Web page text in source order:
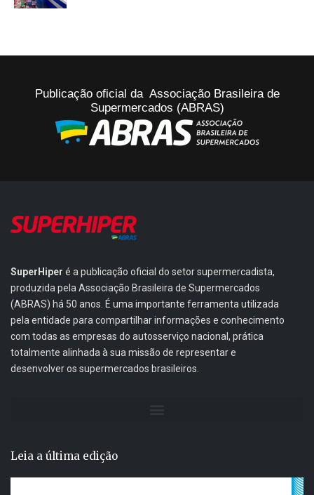
Publicação oficial da Associação Brasileira de
Supermercados (ABRAS)
SuperHiper é a publicação oficial do setor supermercadista,
produzida pela Associação Brasileira de Supermercados
(ABRAS) há 50 anos. É uma importante ferramenta utilizada
pela entidade para compartilhar informações e conhecimento
com todas as empresas do autosserviço nacional, prática
totalmente alinhada à sua missão de representar e
desenvolver os supermercados brasileiros.
Leia a última edição